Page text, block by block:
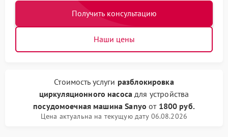
Получить консультацию
Наши цены
Стоимость услуги разблокировка
циркуляционного насоса для устройства
посудомоечная машина Sanyo от 1800 руб.
Цена актуальна на текущую дату 06.08.2026